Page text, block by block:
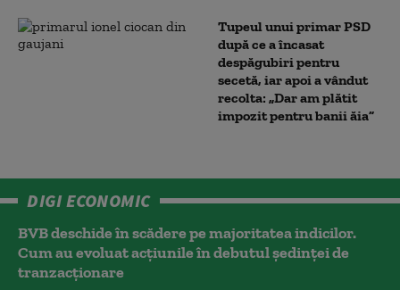
Tupeul unui primar PSD
după ce a încasat
despăgubiri pentru
secetă, iar apoi a vândut
recolta: „Dar am plătit
impozit pentru banii ăia”
DIGI ECONOMIC
BVB deschide în scădere pe majoritatea indicilor.
Cum au evoluat acțiunile în debutul ședinței de
tranzacționare